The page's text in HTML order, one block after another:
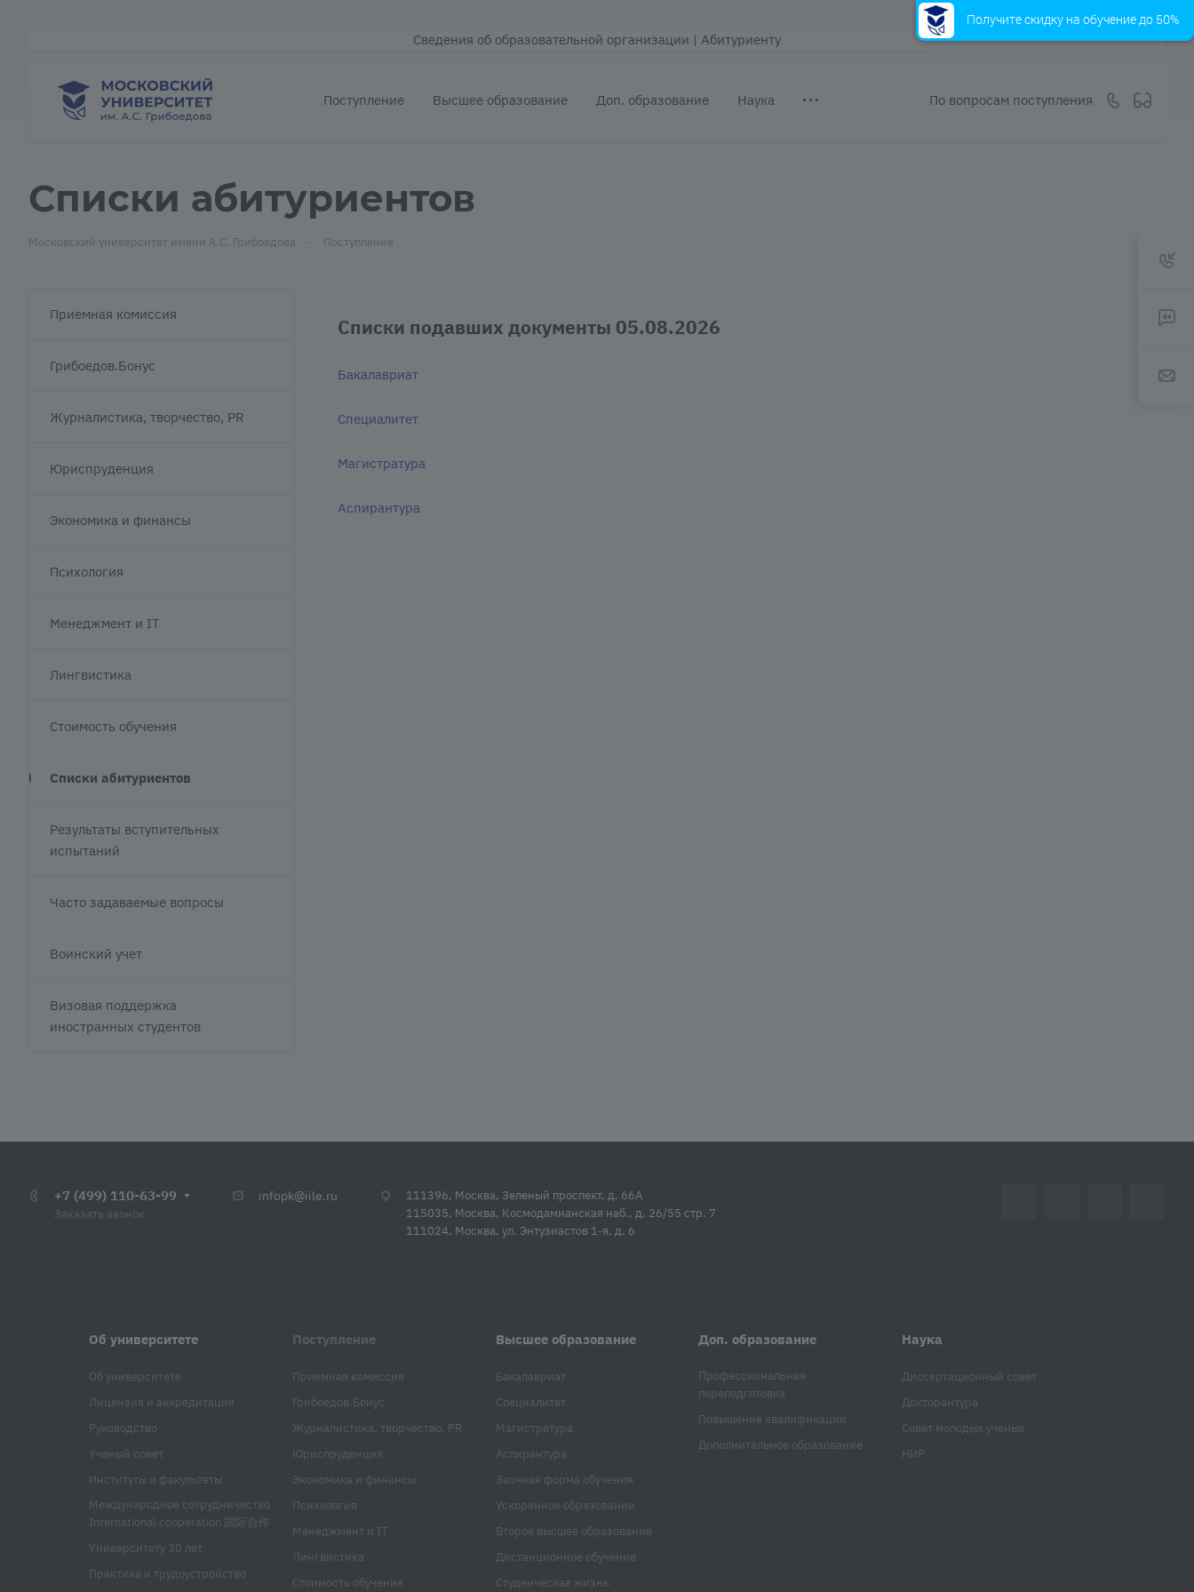
Сведения об образовательной организации | Абитуриенту
Поступление Высшее образование Доп. образование Наука По вопросам поступления
Списки абитуриентов
Московский университет имени А.С. Грибоедова Поступление
Списки подавших документы 05.08.2026
Бакалавриат
Специалитет
Магистратура
Аспирантура
Приемная комиссия
Грибоедов.Бонус
Журналистика, творчество, PR
Юриспруденция
Экономика и финансы
Психология
Менеджмент и IT
Лингвистика
Стоимость обучения
Списки абитуриентов
Результаты вступительных
испытаний
Часто задаваемые вопросы
Воинский учет
Визовая поддержка
иностранных студентов
+7 (499) 110-63-99
Заказать звонок
infopk@iile.ru
111396, Москва, Зеленый проспект, д. 66А
115035, Москва, Космодамианская наб., д. 26/55 стр. 7
111024, Москва, ул. Энтузиастов 1-я, д. 6
Об университете
Об университете
Лицензия и аккредитация
Руководство
Ученый совет
Институты и факультеты
Международное сотрудничество
International cooperation 国际合作
Университету 30 лет
Практика и трудоустройство
Поступление
Приемная комиссия
Грибоедов.Бонус
Журналистика, творчество, PR
Юриспруденция
Экономика и финансы
Психология
Менеджмент и IT
Лингвистика
Стоимость обучения
Высшее образование
Бакалавриат
Специалитет
Магистратура
Аспирантура
Заочная форма обучения
Ускоренное образование
Второе высшее образование
Дистанционное обучение
Студенческая жизнь
Доп. образование
Профессиональная
переподготовка
Повышение квалификации
Дополнительное образование
Наука
Диссертационный совет
Докторантура
Совет молодых ученых
НИР
Получите скидку на обучение до 50%